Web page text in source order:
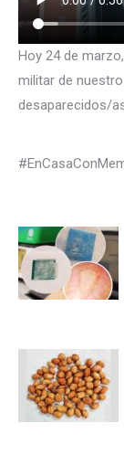
Hoy 24 de
militar de
desaparecidos/